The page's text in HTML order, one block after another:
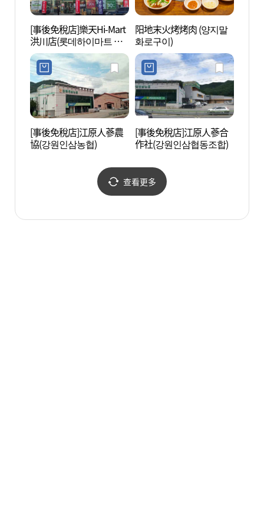
[事後免稅店]樂天Hi-Mart
洪川店(롯데하이마트 홍
천점)
阳地末火烤烤肉 (양지말
화로구이)
[事後免稅店]江原人蔘農
協(강원인삼농협)
[事後免稅店]江原人蔘合
作社(강원인삼협동조합)
查看更多